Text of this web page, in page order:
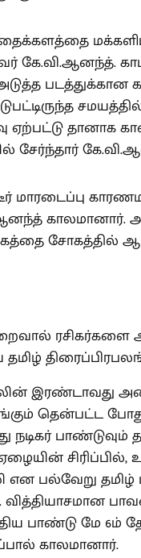
கே.வி.ஆனந்த்.
அடுத்த படத்துக்கான
ஏற்பட்டு தானாக
சேர்ந்தார்
மாரடைப்பு
காலமானார்.
சோகத்தில்
இரண்டாவது
தென்பட்ட
நடிகர்
என பல்வேறு
வித்தியாசமான
பாண்டு மே 6ம்
காலமானார்.